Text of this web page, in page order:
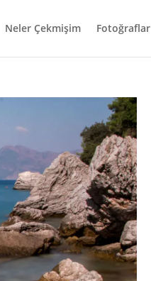
Neler Çekmişim Fotoğraflar